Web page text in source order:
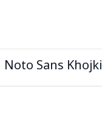
Noto Sans Khojki